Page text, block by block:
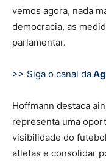
vemos agora, nada
democracia, as
parlamentar.
>> Siga o canal da
Hoffmann destaca
representa uma
visibilidade do
atletas e consolidar